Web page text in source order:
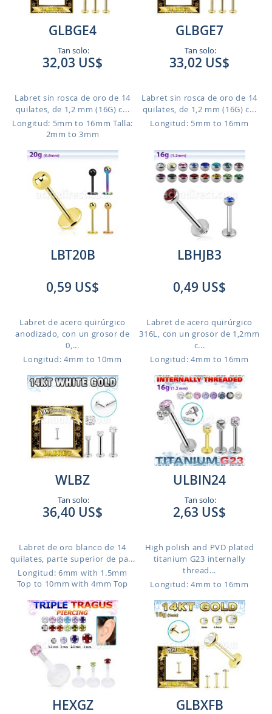
GLBGE4
Tan solo:
32,03 US$
Labret sin rosca de oro de 14
quilates, de 1,2 mm (16G) c...
Longitud: 5mm to 16mm Talla:
2mm to 3mm
GLBGE7
Tan solo:
33,02 US$
Labret sin rosca de oro de 14
quilates, de 1,2 mm (16G) c...
Longitud: 5mm to 16mm
LBT20B
0,59 US$
Labret de acero quirúrgico
anodizado, con un grosor de
0,...
Longitud: 4mm to 10mm
LBHJB3
0,49 US$
Labret de acero quirúrgico
316L, con un grosor de 1,2mm
c...
Longitud: 4mm to 16mm
WLBZ
Tan solo:
36,40 US$
Labret de oro blanco de 14
quilates, parte superior de pa...
Longitud: 6mm with 1.5mm
Top to 10mm with 4mm Top
ULBIN24
Tan solo:
2,63 US$
High polish and PVD plated
titanium G23 internally
thread...
Longitud: 4mm to 16mm
HEXGZ
GLBXFB